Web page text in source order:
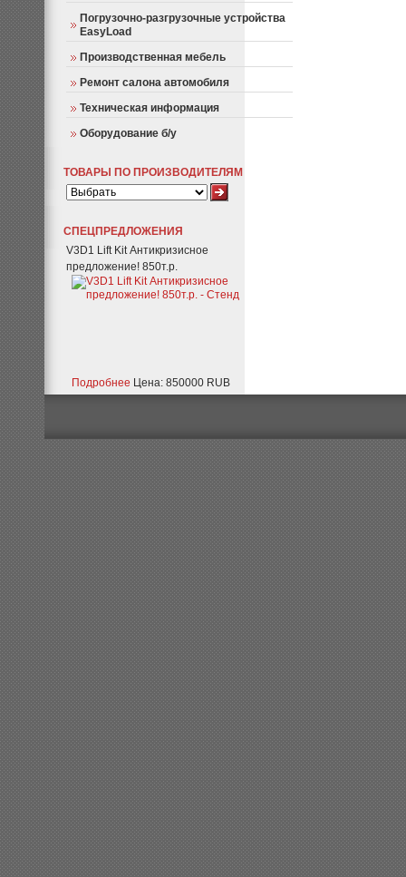
Погрузочно-разгрузочные устройства
EasyLoad
Производственная мебель
Ремонт салона автомобиля
Техническая информация
Оборудование б/у
ТОВАРЫ ПО ПРОИЗВОДИТЕЛЯМ
СПЕЦПРЕДЛОЖЕНИЯ
V3D1 Lift Kit Антикризисное
предложение! 850т.р.
Подробнее Цена: 850000 RUB